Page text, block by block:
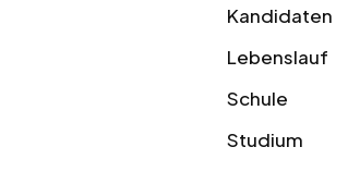
Kandidaten
Lebenslauf
Schule
Studium